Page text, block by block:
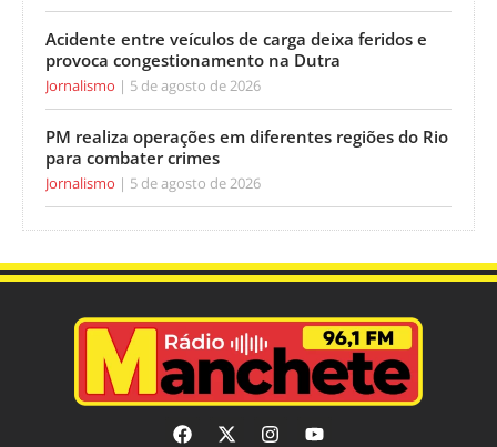
Acidente entre veículos de carga deixa feridos e
provoca congestionamento na Dutra
Jornalismo 5 de agosto de 2026
PM realiza operações em diferentes regiões do Rio
para combater crimes
Jornalismo 5 de agosto de 2026